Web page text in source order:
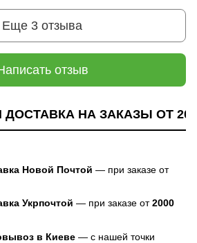
Еще 3 отзыва
отзыв
НА ЗАКАЗЫ ОТ
Новой Почтой — при заказе от
Укрпочтой — при заказе от2000
в Киеве — с нашей точки